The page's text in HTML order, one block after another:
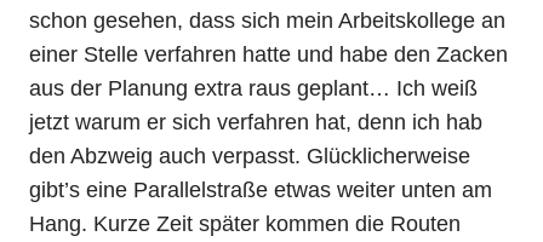
schon gesehen, dass sich mein Arbeitskollege an
einer Stelle verfahren hatte und habe den Zacken
aus der Planung extra raus geplant… Ich weiß
jetzt warum er sich verfahren hat, denn ich hab
den Abzweig auch verpasst. Glücklicherweise
gibt’s eine Parallelstraße etwas weiter unten am
Hang. Kurze Zeit später kommen die Routen